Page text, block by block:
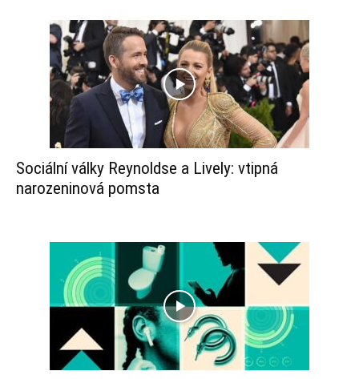
Sociální války Reynoldse a Lively: vtipná
narozeninová pomsta